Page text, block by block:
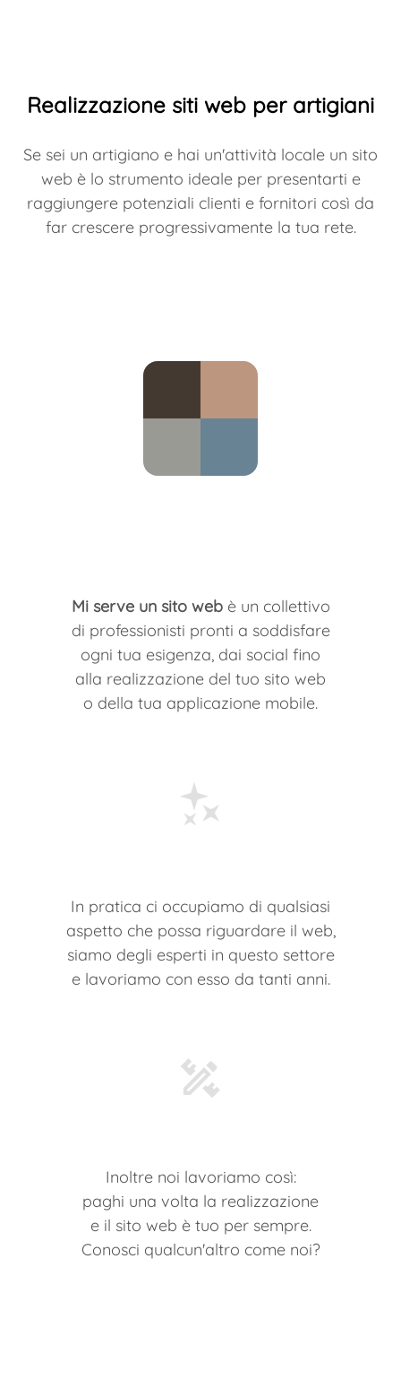
Realizzazione siti web per artigiani
Se sei un artigiano e hai un'attività locale un sito
web è lo strumento ideale per presentarti e
raggiungere potenziali clienti e fornitori così da
far crescere progressivamente la tua rete.
Mi serve un sito webè un collettivo
di professionisti pronti a soddisfare
ogni tua esigenza, dai social fino
alla realizzazione del tuo sito web
o della tua applicazione mobile.
In pratica ci occupiamo di qualsiasi
aspetto che possa riguardare il web,
siamo degli esperti in questo settore
e lavoriamo con esso da tanti anni.
Inoltre noi lavoriamo così:
paghi una volta la realizzazione
e il sito web è tuo per sempre.
Conosci qualcun'altro come noi?